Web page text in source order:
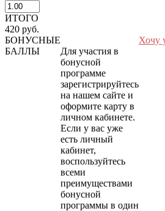
ИТОГО
420 руб.
БОНУСНЫЕ
БАЛЛЫ
Для участия в
бонусной
программе
зарегистрируйтесь
на нашем сайте и
оформите карту в
личном кабинете.
Если у вас уже
есть личный
кабинет,
воспользуйтесь
всеми
преимуществами
бонусной
программы в один
Хочу